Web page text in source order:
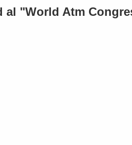
al "World Atm